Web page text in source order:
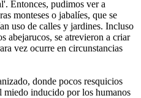
Entonces, pudimos ver a
monteses o jabalíes, que se
uso de calles y jardines. Incluso
abejarucos, se atrevieron a criar
vez ocurre en circunstancias
donde pocos resquicios
miedo inducido por los humanos